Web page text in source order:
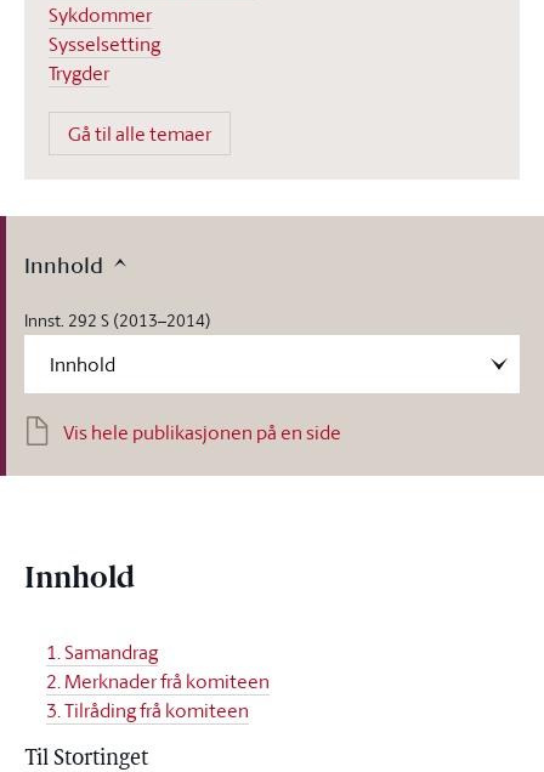
Sykdommer
Sysselsetting
Trygder
Gå til alle temaer
Innhold
Innst. 292 S (2013–2014)
Vis hele publikasjonen på en side
Innhold
1. Samandrag
2. Merknader frå komiteen
3. Tilråding frå komiteen
Til Stortinget